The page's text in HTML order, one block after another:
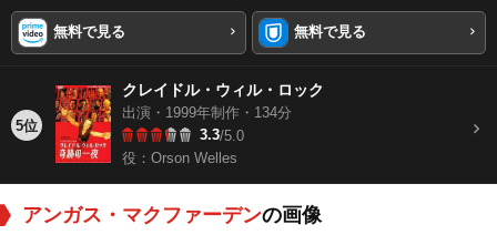
無料で見る 無料で見る
5位
クレイドル・ウィル・ロック
出演・1999年制作・134分
3.3/5.0
役：Orson Welles
アンガス・マクファーデンの画像